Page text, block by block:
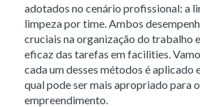
adotados no cenário profissional: a
limpeza por time. Ambos
cruciais na organização do trabalho
eficaz das tarefas em facilities.
cada um desses métodos é aplicado
qual pode ser mais apropriado para
empreendimento.